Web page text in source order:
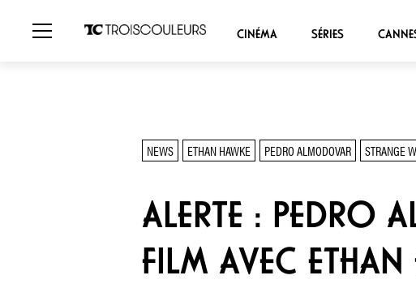
CINÉMA SÉRIES
NEWS ETHAN HAWKE PEDRO ALMODOVAR STRANGE
ALERTE : PEDRO
FILM AVEC